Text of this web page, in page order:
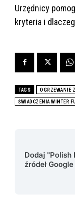
Urzędnicy
kryteria i
TAGS OGRZEWANIE
ŚWIADCZENIA WINTER
Dodaj
źródeł Google